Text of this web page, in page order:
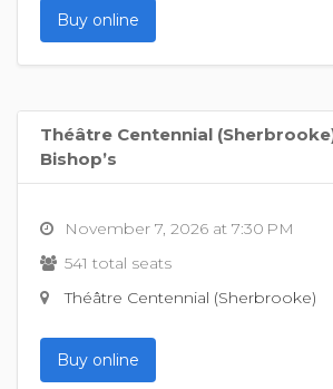
Buy online
Théâtre Centennial
Bishop’s
November 7, 2026 at 7:30 PM
541 total seats
Théâtre Centennial (Sherbrooke)
Buy online